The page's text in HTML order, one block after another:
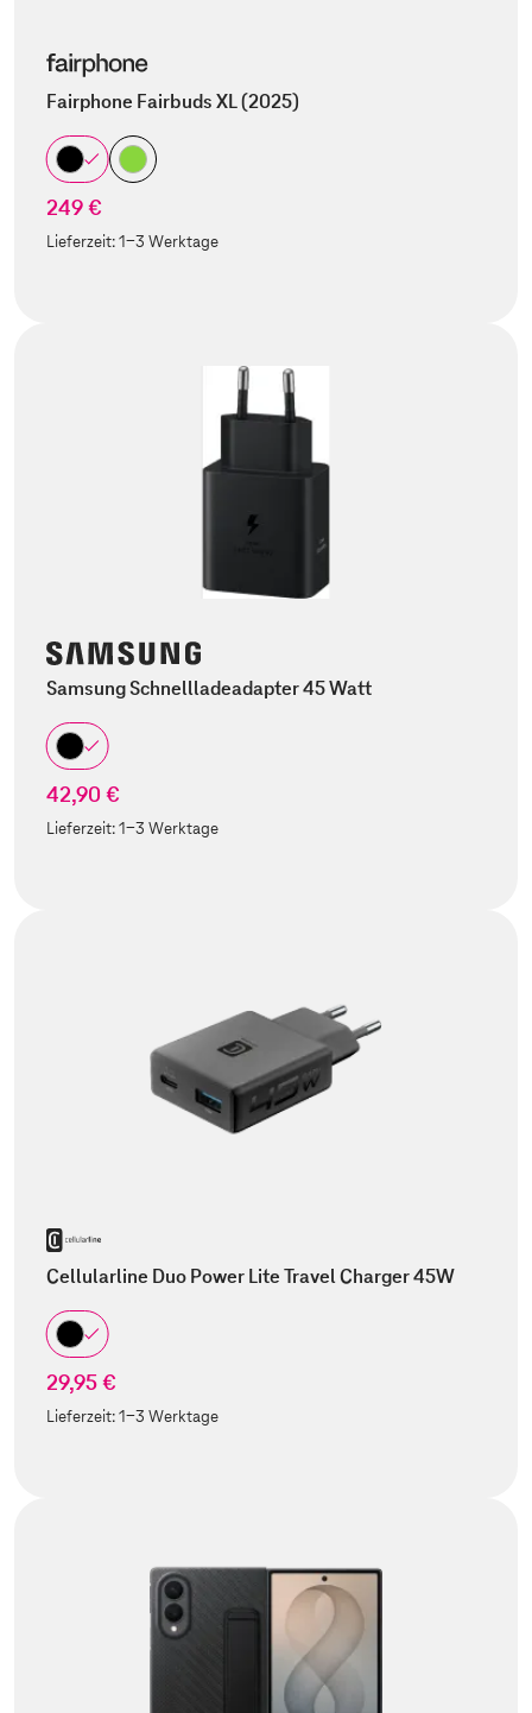
Fairphone Fairbuds XL (2025)
249 €
Lieferzeit:1-3 Werktage
Samsung Schnellladeadapter 45 Watt
42,90 €
Lieferzeit:1-3 Werktage
Cellularline Duo Power Lite Travel Charger 45W
29,95 €
Lieferzeit:1-3 Werktage